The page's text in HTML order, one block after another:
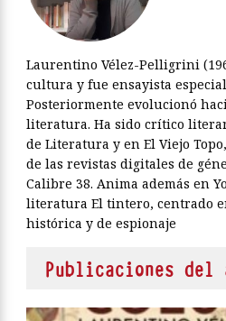
Laurentino Vélez-Pelligrini
cultura y fue ensayista
Posteriormente evolucionó
literatura. Ha sido crítico
de Literatura y en El Viejo
de las revistas digitales de
Calibre 38. Anima además en
literatura El tintero, centrado
histórica y de espionaje
Publicaciones del